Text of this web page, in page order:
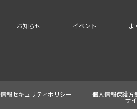
お知らせ イベント よ
情報セキュリティポリシー 個人情報保護方
サ